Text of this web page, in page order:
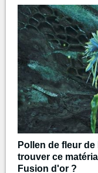
Pollen de fleur
trouver ce
Fusion d'or ?